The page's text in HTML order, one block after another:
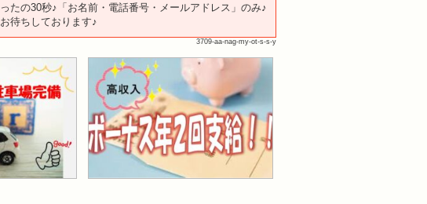
ったの30秒♪「お名前・電話番号・メールアドレス」のみ♪
お待ちしております♪
3709-aa-nag-my-ot-s-s-y